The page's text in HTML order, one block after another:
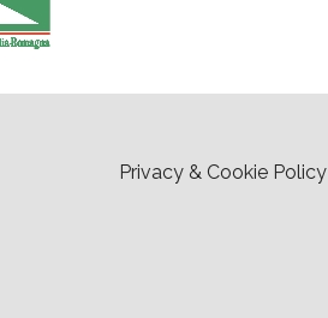
Privacy & Cookie Policy